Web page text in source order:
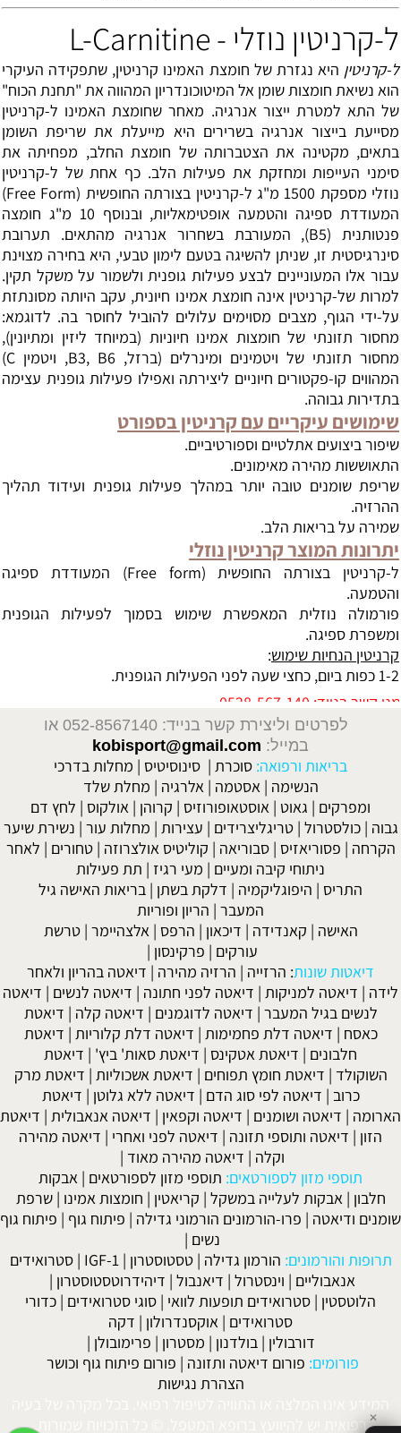
ל-קרניטין נוזלי - L-Carnitine
ל-קרניטין היא נגזרת של חומצת האמינו קרניטין, שתפקידה העיקרי
הוא נשיאת חומצות שומן אל המיטוכונדריון המהווה את "תחנת הכוח"
של התא למטרת ייצור אנרגיה. מאחר שחומצת האמינו ל-קרניטין
מסייעת בייצור אנרגיה בשרירים היא מייעלת את שריפת השומן
בתאים, מקטינה את הצטברותה של חומצת החלב, מפחיתה את
סימני העייפות ומחזקת את פעילות הלב. כף אחת של ל-קרניטין
נוזלי מספקת 1500 מ"ג ל-קרניטין בצורתה החופשית (Free Form)
המעודדת ספיגה והטמעה אופטימאליות, ובנוסף 10 מ"ג חומצה
פנטותנית (B5), המעורבת בשחרור אנרגיה מהתאים. תערובת
סינרגיסטית זו, שניתן להשיגה בטעם לימון טבעי, היא בחירה מצוינת
עבור אלו המעוניינים לבצע פעילות גופנית ולשמור על משקל תקין.
למרות של-קרניטין אינה חומצת אמינו חיונית, עקב היותה מסונתזת
על-ידי הגוף, מצבים מסוימים עלולים להוביל לחוסר בה. לדוגמא:
מחסור תזונתי של חומצות אמינו חיוניות (במיוחד ליזין ומתיונין),
מחסור תזונתי של ויטמינים ומינרלים (ברזל, B3, B6, ויטמין C)
המהווים קו-פקטורים חיוניים ליצירתה ואפילו פעילות גופנית עצימה
בתדירות גבוהה.
שימושים עיקריים עם קרניטין בספורט
שיפור ביצועים אתלטיים וספורטיביים.
התאוששות מהירה מאימונים.
שריפת שומנים טובה יותר במהלך פעילות גופנית ועידוד תהליך
ההרזיה.
שמירה על בריאות הלב.
יתרונות המוצר קרניטין נוזלי
ל-קרניטין בצורתה החופשית (Free form) המעודדת ספיגה
והטמעה.
פורמולה נוזלית המאפשרת שימוש בסמוך לפעילות הגופנית
ומשפרת ספיגה.
קרניטין הנחיות שימוש:
1-2 כפות ביום, כחצי שעה לפני הפעילות הגופנית.
567-140
לפרטים וליצירת קשר בנייד: 052-8567140
או
במייל: kobisport@gmail.com
בריאות ורפואה: סוכרת | סינוסיטיס | מחלות בדרכי
הנשימה | אסטמה | אלרגיה | מחלת שלד
ומפרקים | גאוט | אוסטאופורוזיס | קרוהן | אולקוס | לחץ דם
גבוה |כולסטרול |טריגליצרידים | עצירות | מחלות עור | נשירת שיער
הקרחה | פסוריאזיס |סבוריאה | קוליטיס אולצרוזה |טחורים | לאחר
ניתוחי קיבה ומעיים | מעי רגיז | תת פעילות
התריס | היפוגליקמיה | דלקת בשתן | בריאות האישה גיל
המעבר | הריון ופוריות
האישה | קאנדידה | דיכאון | הרפס | אלצהיימר |טרשת
עורקים | פרקינסון |
דיאטות שונות: הרזייה | הרזיה מהירה | דיאטה בהריון ולאחר
לידה | דיאטה למניקות | דיאטה לפני חתונה | דיאטה לנשים | דיאטה
לנשים בגיל המעבר | דיאטה לדוגמנים | דיאטה קלה | דיאטת
כאסח | דיאטה דלת פחמימות | דיאטה דלת קלוריות | דיאטת
חלבונים | דיאטת אטקינס | דיאטת סאות' ביץ' | דיאטת
השוקולד | דיאטת חומץ תפוחים | דיאטת אשכוליות | דיאטת מרק
כרוב | דיאטה לפי סוג הדם | דיאטה ללא גלוטן | דיאטת
הארומה | דיאטה ושומנים | דיאטה וקפאין | דיאטה אנאבולית | דיאטת
הזון | דיאטה ותוספי תזונה | דיאטה לפני ואחרי | דיאטה מהירה
וקלה | דיאטה מהירה מאוד |
תוספי מזון לספורטאים: תוספי מזון לספורטאים | אבקות
חלבון | אבקות לעלייה במשקל | קריאטין | חומצות אמינו |שרפת
שומנים ודיאטה | פרו-הורמונים הורמוני גדילה | פיתוח גוף | פיתוח גוף
נשים |
תרופות והורמונים: הורמון גדילה |טסטוסטרון |
IGF-1
|סטרואידים
אנאבוליים | וינסטרול | דיאנבול | דיהידרוטסטוסטרון |
הלוטסטין | סטרואידים תופעות לוואי | סוגי סטרואידים | כדורי
סטרואידים | אוקסנדרולון | דקה
דורבולין | בולדנון | מסטרון | פרימובולן |
פורומים: פורום דיאטה ותזונה | פורום פיתוח גוף וכושר
הצהרת נגישות
המידע אינו המלצה או התוויה לטיפול רפואי. בכל מקרה של בעיה
רפואית יש להיוועץ ברופא המטפל. © כל הזכויות שמורות. ✕